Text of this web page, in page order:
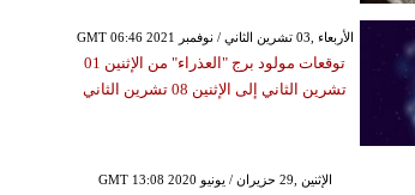
GMT 06:46 2021 الأربعاء ,03 تشرين الثاني / نوفمبر
توقعات مولود برج "العذراء" من الإثنين 01
تشرين الثاني إلى الإثنين 08 تشرين الثاني
GMT 13:08 2020 الإثنين ,29 حزيران / يونيو